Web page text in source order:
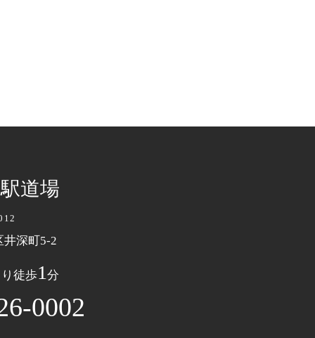
道場
井深町5-2
徒歩1分
0002